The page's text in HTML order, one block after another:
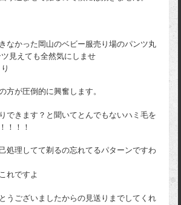
なかった岡山のベビー服売り場のパンツ丸
見えても全然気にしませ
方が圧倒的に興奮します。
できます？と聞いてとんでもないハミ毛を
！！！
処理してて剃るの忘れてるパターンですわ
れですよ
うございましたからの見送りまでしてくれ